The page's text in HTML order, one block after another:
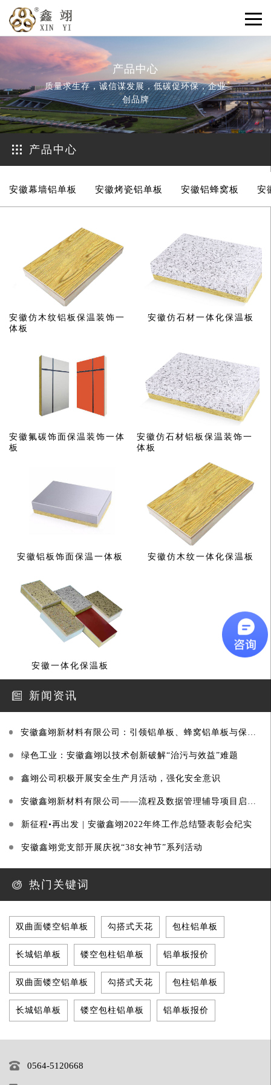
产品中心
质量求生存，诚信谋发展，低碳促环保，企业
创品牌
产品中心
安徽幕墙铝单板 安徽烤瓷铝单板 安徽铝蜂窝板 安
安徽仿木纹铝板保温装饰一
体板
安徽仿石材一体化保温板
安徽氟碳饰面保温装饰一体
板
安徽仿石材铝板保温装饰一
体板
安徽铝板饰面保温一体板 安徽仿木纹一体化保温板
安徽一体化保温板
新闻资讯
绿色工业：安徽鑫翊以技术创新破解“治污与效益”难题
鑫翊公司积极开展安全生产月活动，强化安全意识
新征程•再出发 | 安徽鑫翊2022年终工作总结暨表彰会纪实
安徽鑫翊党支部开展庆祝“38女神节”系列活动
热门关键词
双曲面镂空铝单板 勾搭式天花 包柱铝单板
长城铝单板 镂空包柱铝单板 铝单板报价
双曲面镂空铝单板 勾搭式天花 包柱铝单板
长城铝单板 镂空包柱铝单板 铝单板报价
0564-5120668